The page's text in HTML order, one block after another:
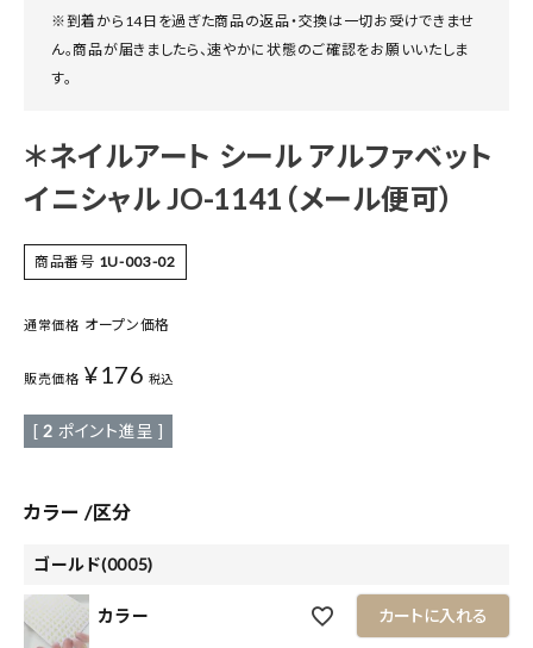
※到着から14日を過ぎた商品の返品・交換は一切お受けできませ
ん。商品が届きましたら、速やかに状態のご確認をお願いいたしま
す。
＊ネイルアート シール アルファベット
イニシャル JO-1141（メール便可）
商品番号 1U-003-02
通常価格 オープン価格
販売価格 ¥176 税込
[ 2 ポイント進呈 ]
カラー 区分
ゴールド(0005)
カラー カートに入れる